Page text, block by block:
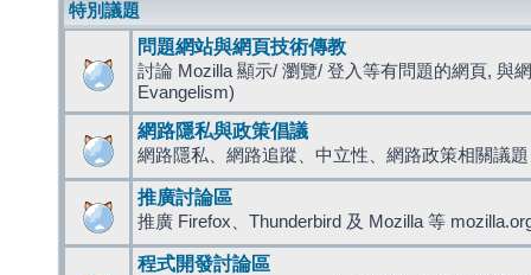
特別議題
問題網站與網頁技術傳教
討論 Mozilla 顯示/ 瀏覽/ 登入等有問題的網頁, 與
Evangelism)
網路隱私與政策倡議
網路隱私、網路追蹤、中立性、網路政策相關議題
推廣討論區
推廣 Firefox、Thunderbird 及 Mozilla 等
程式開發討論區